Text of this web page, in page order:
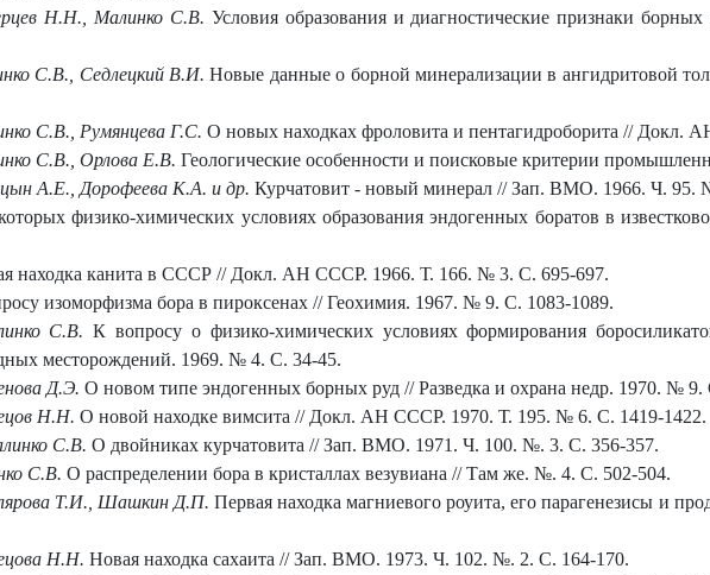
Н.Н., Малинко С.В. Условия образования и диагностические признаки
С.В., Седлецкий В.И. Новые данные о борной минерализации в ангидритовой
С.В., Румянцева Г.С. О новых находках фроловита и пентагидроборита // Докл.
С.В., Орлова Е.В. Геологические особенности и поисковые критерии
А.Е., Дорофеева К.А. и др. Курчатовит - новый минерал // Зап. ВМО. 1966. Ч. 95.
физико-химических условиях образования эндогенных боратов в
находка канита в СССР // Докл. АН СССР. 1966. Т. 166. № 3. С. 695-697.
изоморфизма бора в пироксенах // Геохимия. 1967. № 9. С. 1083-1089.
С.В. К вопросу о физико-химических условиях формирования
месторождений. 1969. № 4. С. 34-45.
Д.Э. О новом типе эндогенных борных руд // Разведка и охрана недр. 1970. № 9.
Н.Н. О новой находке вимсита // Докл. АН СССР. 1970. Т. 195. № 6. С. 1419-1422.
С.В. О двойниках курчатовита // Зап. ВМО. 1971. Ч. 100. №. 3. С. 356-357.
С.В. О распределении бора в кристаллах везувиана // Там же. №. 4. С. 502-504.
Т.И., Шашкин Д.П. Первая находка магниевого роуита, его парагенезисы и
Н.Н. Новая находка сахаита // Зап. ВМО. 1973. Ч. 102. №. 2. С. 164-170.